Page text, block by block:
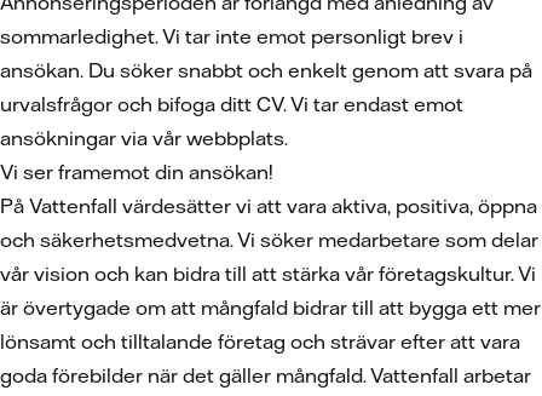
sommarledighet. Vi tar inte emot personligt brev i
ansökan. Du söker snabbt och enkelt genom att svara på
urvalsfrågor och bifoga ditt CV. Vi tar endast emot
ansökningar via vår webbplats.
Vi ser framemot din ansökan!
På Vattenfall värdesätter vi att vara aktiva, positiva, öppna
och säkerhetsmedvetna. Vi söker medarbetare som delar
vår vision och kan bidra till att stärka vår företagskultur. Vi
är övertygade om att mångfald bidrar till att bygga ett mer
lönsamt och tilltalande företag och strävar efter att vara
goda förebilder när det gäller mångfald. Vattenfall arbetar